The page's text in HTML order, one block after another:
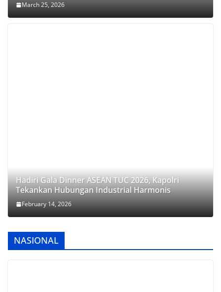
March 25, 2026
Hadiri Gala Dinner ASEAN TUC 2026, Kapolri
Tekankan Hubungan Industrial Harmonis
February 14, 2026
NASIONAL